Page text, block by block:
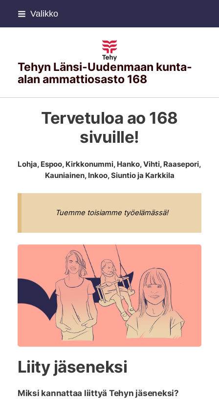
Siirry
Valikko
Tehyn Länsi-Uudenmaan kunta-
alan ammattiosasto 168
Tervetuloa ao 168
sivuille!
Lohja, Espoo, Kirkkonummi, Hanko, Vihti, Raasepori,
Kauniainen, Inkoo, Siuntio ja Karkkila
Tuemme toisiamme työelämässä!
Liity jäseneksi
Miksi kannattaa liittyä Tehyn jäseneksi?